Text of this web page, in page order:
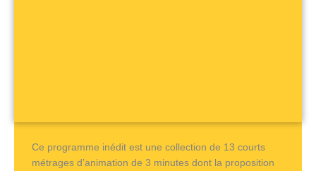
Ce programme inédit est une collection de 13 courts
métrages d’animation de 3 minutes dont la proposition